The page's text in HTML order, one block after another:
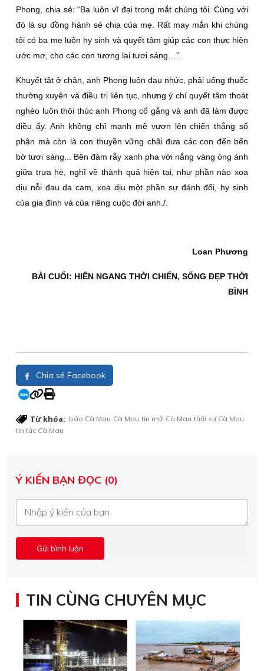
Phong, chia sẻ: “Ba luôn vĩ đại trong mắt chúng tôi. Cùng với
đó là sự đồng hành sẻ chia của mẹ. Rất may mắn khi chúng
tôi có ba mẹ luôn hy sinh và quyết tâm giúp các con thực hiện
ước mơ, cho các con tương lai tươi sáng…”.
Khuyết tật ở chân, anh Phong luôn đau nhức, phải uống thuốc
thường xuyên và điều trị liên tục, nhưng ý chí quyết tâm thoát
nghèo luôn thôi thúc anh Phong cố gắng và anh đã làm được
điều ấy. Anh không chỉ mạnh mẽ vươn lên chiến thắng số
phận mà còn là con thuyền vững chãi đưa các con đến bến
bờ tươi sáng... Bên đám rẫy xanh pha với nắng vàng óng ánh
giữa trưa hè, nghĩ về thành quả hiện tại, như phần nào xoa
dịu nỗi đau da cam, xoa dịu một phần sự đánh đổi, hy sinh
của gia đình và của riêng cuộc đời anh./.
Loan Phương
BÀI CUỐI: HIÊN NGANG THỜI CHIẾN, SỐNG ÐẸP THỜI
BÌNH
Chia sẻ Facebook
Từ khóa: báo Cà Mau Cà Mau tin mới Cà Mau thời sự Cà Mau
tin tức Cà Mau
Ý KIẾN BẠN ĐỌC (0)
TIN CÙNG CHUYÊN MỤC